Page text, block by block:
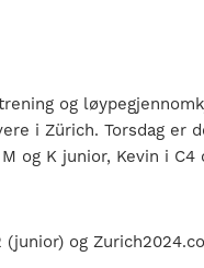
og
i Zürich. Torsdag er
og K junior, Kevin i C4
(junior) og